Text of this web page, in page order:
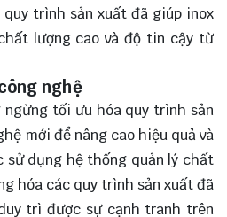
trình sản xuất đã giúp inox
lượng cao và độ tin cậy từ
nghệ
tối ưu hóa quy trình sản
mới để nâng cao hiệu quả và
sử dụng hệ thống quản lý chất
hóa các quy trình sản xuất đã
trì được sự cạnh tranh trên